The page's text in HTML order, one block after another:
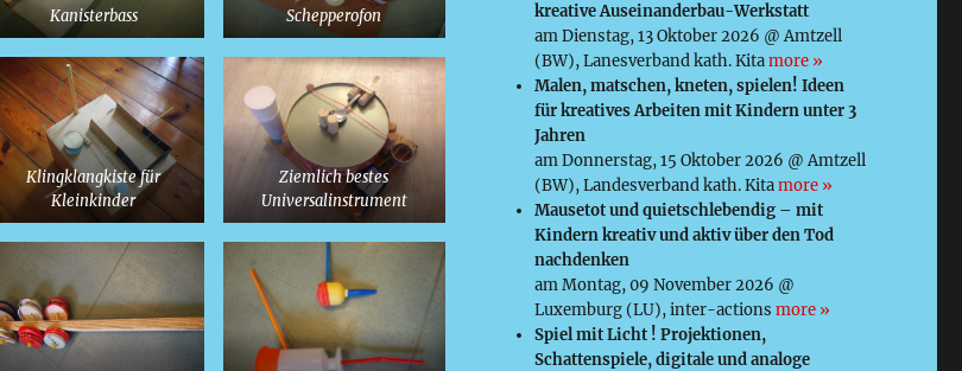
Kanisterbass Schepperofon
Klingklangkiste für
Kleinkinder
Ziemlich bestes
Universalinstrument
kreative Auseinanderbau-Werkstatt
am Dienstag, 13 Oktober 2026 @ Amtzell
(BW), Lanesverband kath. Kitamore »
Malen, matschen, kneten, spielen! Ideen
für kreatives Arbeiten mit Kindern unter 3
Jahren
am Donnerstag, 15 Oktober 2026 @ Amtzell
(BW), Landesverband kath. Kitamore »
Mausetot und quietschlebendig – mit
Kindern kreativ und aktiv über den Tod
nachdenken
am Montag, 09 November 2026 @
Luxemburg (LU), inter-actionsmore »
Spiel mit Licht ! Projektionen,
Schattenspiele, digitale und analoge